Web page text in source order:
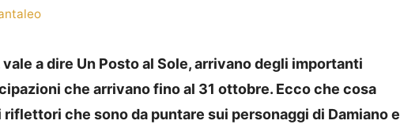
vale a dire Un Posto al Sole, arrivano degli importanti
che arrivano fino al 31 ottobre. Ecco che cosa
che sono da puntare sui personaggi di Damiano e